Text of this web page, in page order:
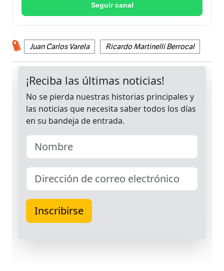
Seguir canal
Juan Carlos Varela Ricardo Martinelli Berrocal